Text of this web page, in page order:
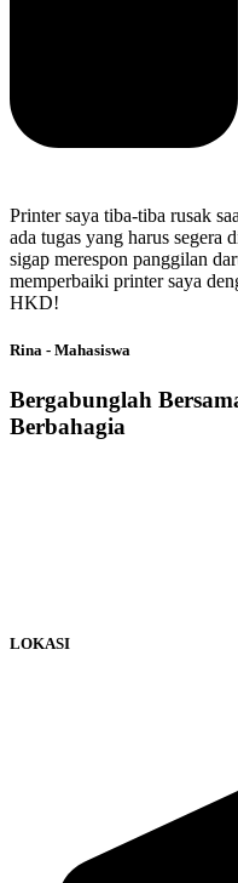
Printer saya tiba-tiba rusak
ada tugas yang harus
sigap merespon panggilan
memperbaiki printer saya
HKD!
Rina - Mahasiswa
Bergabunglah
Berbahagia
LOKASI